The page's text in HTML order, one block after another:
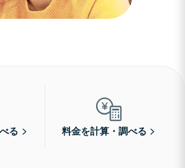
る 料金を計算・調べる